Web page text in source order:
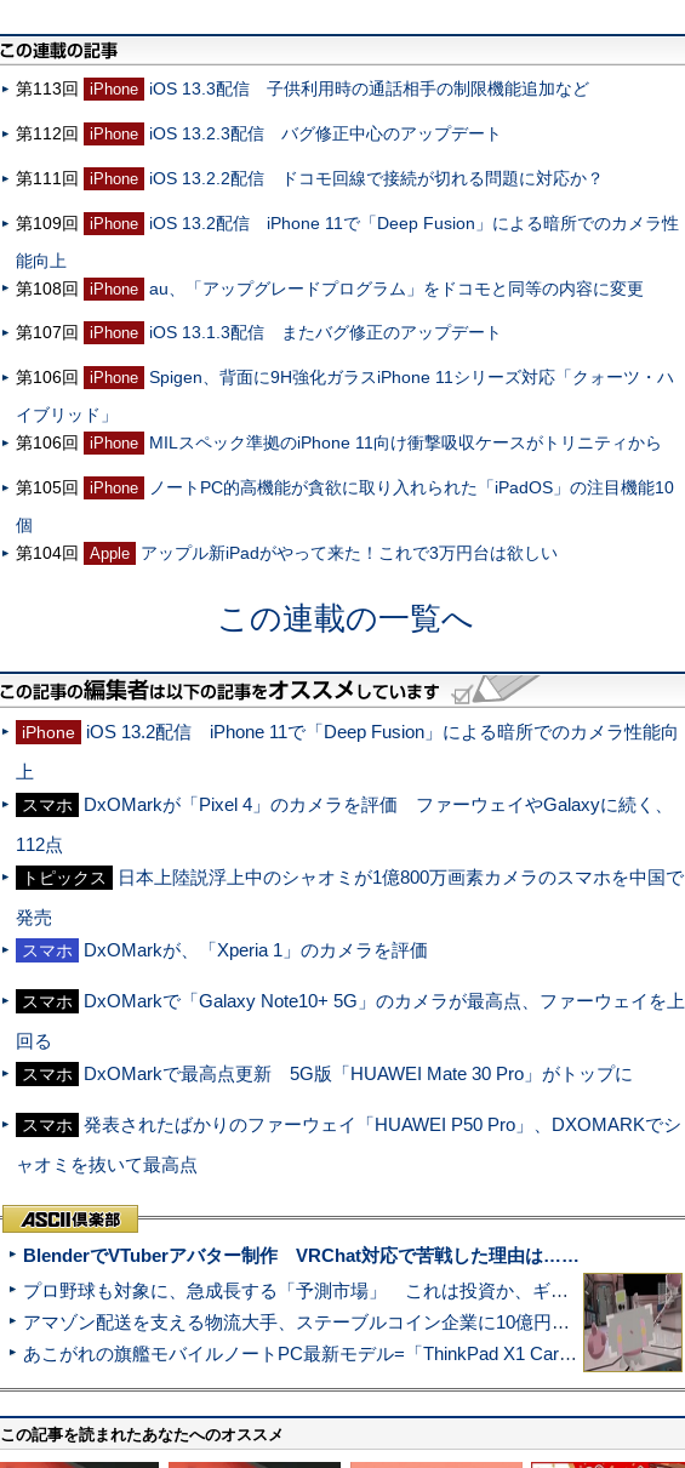
第113回 iPhone iOS 13.3配信 子供利用時の通話相手の制限機能追加など
第112回 iPhone iOS 13.2.3配信 バグ修正中心のアップデート
第111回 iPhone iOS 13.2.2配信 ドコモ回線で接続が切れる問題に対応か？
第109回 iPhone
iOS 13.2配信 iPhone 11で「Deep Fusion」による暗所でのカメラ性
能向上
第108回
iPhone au、「アップグレードプログラム」をドコモと同等の内容に変更
第107回 iPhone iOS 13.1.3配信 またバグ修正のアップデート
第106回 iPhone Spigen、背面に9H強化ガラスiPhone 11シリーズ対応「クォーツ・ハ
イブリッド」
第106回
iPhone MILスペック準拠のiPhone 11向け衝撃吸収ケースがトリニティから
第105回 iPhone
ノートPC的高機能が貪欲に取り入れられた「iPadOS」の注目機能10
個
第104回
Apple アップル新iPadがやって来た！これで3万円台は欲しい
この連載の一覧へ
iPhone
iOS 13.2配信 iPhone 11で「Deep Fusion」による暗所でのカメラ性能向
上
スマホ
DxOMarkが「Pixel 4」のカメラを評価 ファーウェイやGalaxyに続く、
112点
トピックス
日本上陸説浮上中のシャオミが1億800万画素カメラのスマホを中国で
発売
スマホ DxOMarkが、「Xperia 1」のカメラを評価
スマホ
DxOMarkで「Galaxy Note10+ 5G」のカメラが最高点、ファーウェイを上
回る
スマホ DxOMarkで最高点更新 5G版「HUAWEI Mate 30 Pro」がトップに
スマホ
発表されたばかりのファーウェイ「HUAWEI P50 Pro」、DXOMARKでシ
ャオミを抜いて最高点
BlenderでVTuberアバター制作 VRChat対応で苦戦した理由は……
プロ野球も対象に、急成長する「予測市場」 これは投資か、ギャンブルか
アマゾン配送を支える物流大手、ステーブルコイン企業に10億円投資のワケ
あこがれの旗艦モバイルノートPC最新モデル=「ThinkPad X1 Carbon Gen 14 Aura Edition」実機レビュー
この記事を読まれたあなたへのオススメ